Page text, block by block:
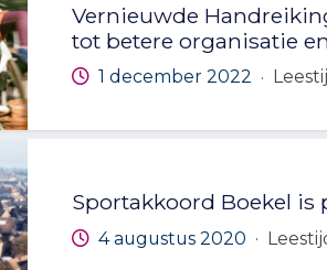
Vernieuwde
tot betere organisatie
1 december 2022 ·
Sportakkoord Boekel
4 augustus 2020 ·